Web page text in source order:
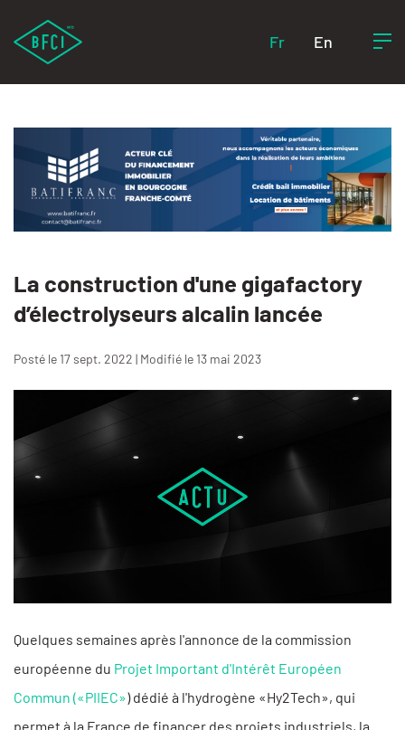
Fr En
La construction d'une gigafactory
d’électrolyseurs alcalin lancée
Posté le 17 sept. 2022 | Modifié le 13 mai 2023
Quelques semaines après l'annonce de la commission
européenne du Projet Important d'Intérêt Européen
Commun («PIIEC») dédié à l'hydrogène «Hy2Tech», qui
permet à la France de financer des projets industriels, la